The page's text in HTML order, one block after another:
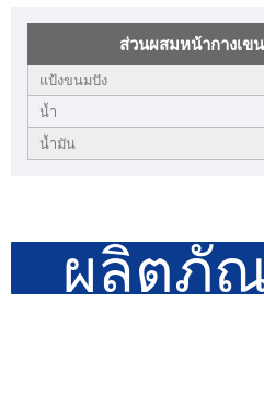
ส่วนผสมหน้ากางเขน
แป้งขนมปัง
น้ำ
น้ำมัน
ผลิตภั